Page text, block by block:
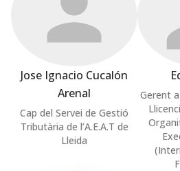
Jose Ignacio Cucalón
Arenal
Cap del Servei de Gestió
Tributària de l’A.E.A.T de
Lleida
Gerent